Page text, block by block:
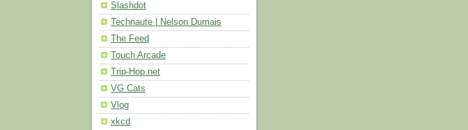
Slashdot
Technaute | Nelson Dumais
The Feed
Touch Arcade
Trip-Hop.net
VG Cats
Vlog
xkcd